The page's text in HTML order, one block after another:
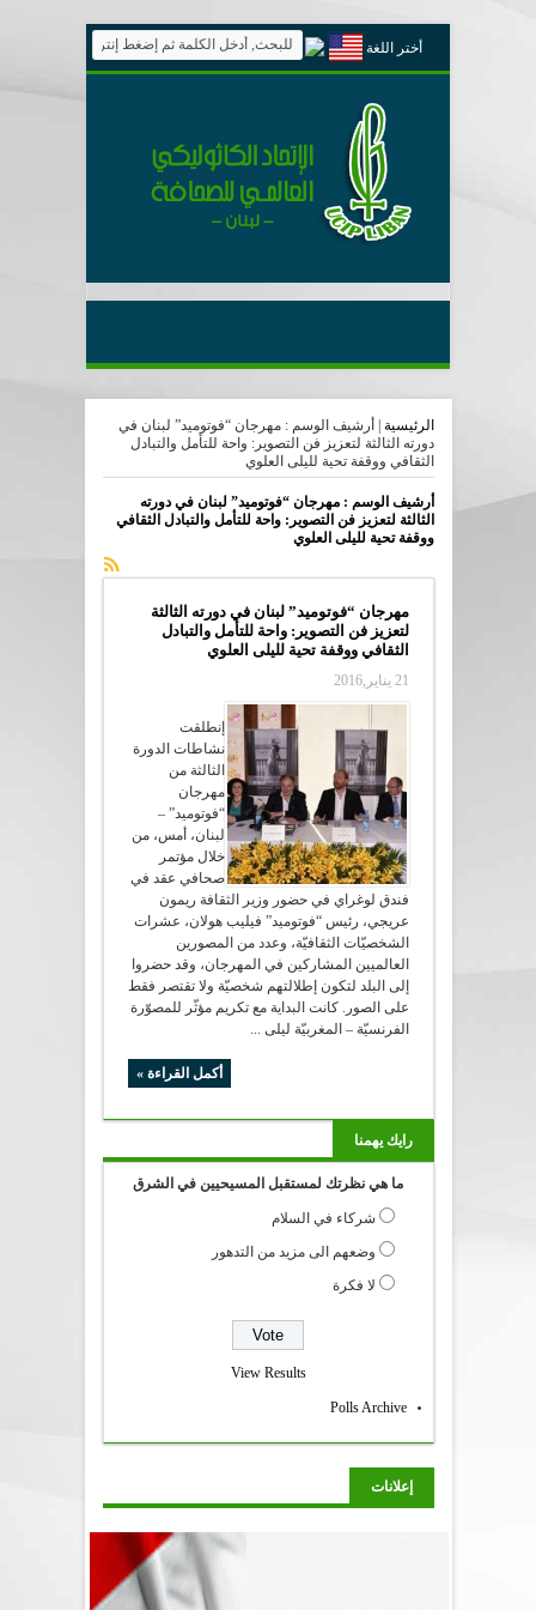
أختر اللغة
الرئيسية
أرشيف الوسم : مهرجان “فوتوميد” لبنان في
دورته الثالثة لتعزيز فن التصوير: واحة للتأمل والتبادل
الثقافي ووقفة تحية لليلى العلوي
أرشيف الوسم :مهرجان “فوتوميد” لبنان في دورته
الثالثة لتعزيز فن التصوير: واحة للتأمل والتبادل الثقافي
ووقفة تحية لليلى العلوي
مهرجان “فوتوميد” لبنان في دورته الثالثة
لتعزيز فن التصوير: واحة للتأمل والتبادل
الثقافي ووقفة تحية لليلى العلوي
21 يناير,2016
إنطلقت
نشاطات الدورة
الثالثة من
مهرجان
“فوتوميد” –
لبنان، أمس، من
خلال مؤتمر
صحافي عقد في
فندق لوغراي في حضور وزير الثقافة ريمون
عريجي، رئيس “فوتوميد” فيليب هولان، عشرات
الشخصيّات الثقافيّة، وعدد من المصورين
العالميين المشاركين في المهرجان، وقد حضروا
إلى البلد لتكون إطلالتهم شخصيّة ولا تقتصر فقط
على الصور. كانت البداية مع تكريم مؤثّر للمصوّرة
الفرنسيّة – المغربيّة ليلى ...
أكمل القراءة »
رايك يهمنا
ما هي نظرتك لمستقبل المسيحيين في الشرق
شركاء في السلام
وضعهم الى مزيد من التدهور
لا فكرة
View Results
Polls Archive
إعلانات